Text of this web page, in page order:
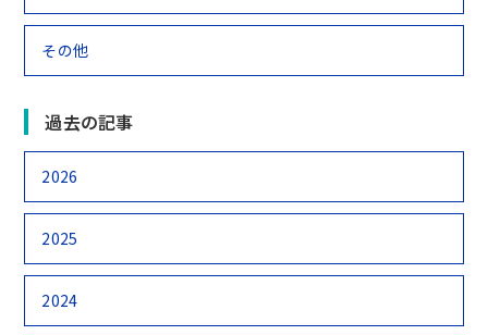
その他
過去の記事
2026
2025
2024